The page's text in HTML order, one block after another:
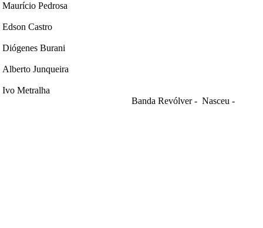
Maurício Pedrosa
Edson Castro
Diógenes Burani
Alberto Junqueira
Ivo Metralha
Banda Revólver - Nasceu -